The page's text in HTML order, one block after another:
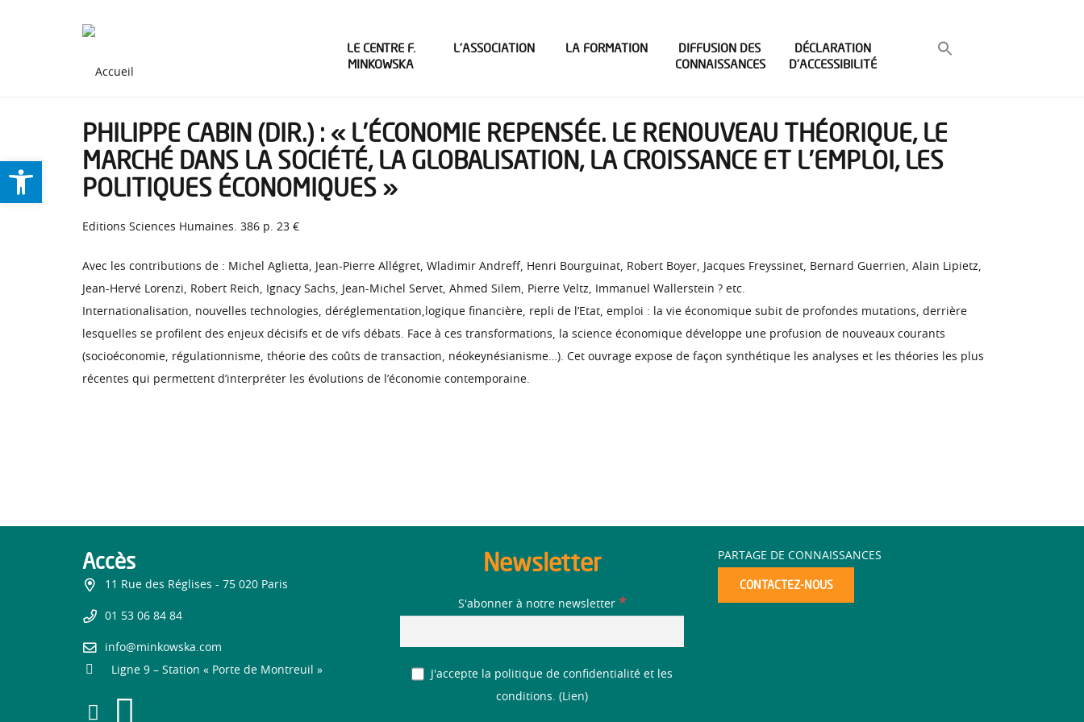
Ouvrir la barre d’outils
LE CENTRE F.
MINKOWSKA
L’ASSOCIATION LA FORMATION
DIFFUSION DES
CONNAISSANCES
DÉCLARATION
D’ACCESSIBILITÉ
PHILIPPE CABIN (DIR.) : « L’ÉCONOMIE REPENSÉE. LE RENOUVEAU THÉORIQUE, LE
MARCHÉ DANS LA SOCIÉTÉ, LA GLOBALISATION, LA CROISSANCE ET L’EMPLOI, LES
POLITIQUES ÉCONOMIQUES »
Editions Sciences Humaines. 386 p. 23 €
Avec les contributions de : Michel Aglietta, Jean-Pierre Allégret, Wladimir Andreff, Henri Bourguinat, Robert Boyer, Jacques Freyssinet, Bernard Guerrien, Alain Lipietz,
Jean-Hervé Lorenzi, Robert Reich, Ignacy Sachs, Jean-Michel Servet, Ahmed Silem, Pierre Veltz, Immanuel Wallerstein ? etc.
Internationalisation, nouvelles technologies, déréglementation,logique financière, repli de l’Etat, emploi : la vie économique subit de profondes mutations, derrière
lesquelles se profilent des enjeux décisifs et de vifs débats. Face à ces transformations, la science économique développe une profusion de nouveaux courants
(socioéconomie, régulationnisme, théorie des coûts de transaction, néokeynésianisme…). Cet ouvrage expose de façon synthétique les analyses et les théories les plus
récentes qui permettent d’interpréter les évolutions de l’économie contemporaine.
Accès
11 Rue des Réglises - 75 020 Paris
01 53 06 84 84
info@minkowska.com
Ligne 9 – Station « Porte de Montreuil »
Newsletter
S'abonner à notre newsletter *
J'accepte la politique de confidentialité et les
conditions. ( Lien)
PARTAGE DE CONNAISSANCES
CONTACTEZ-NOUS